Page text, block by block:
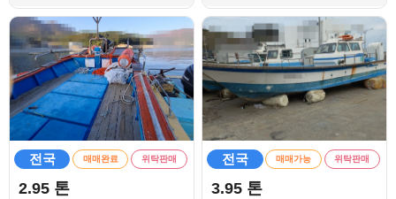
전국 매매완료 위탁판매
2.95 톤
전국 매매가능 위탁판매
3.95 톤